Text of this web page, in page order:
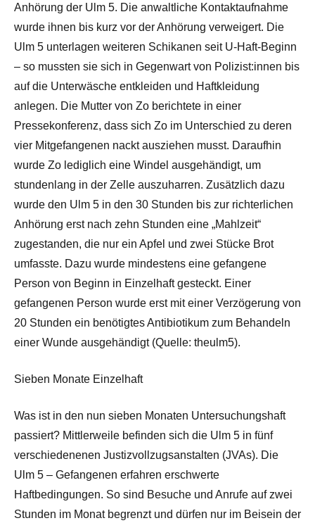
Anhörung der Ulm 5. Die anwaltliche Kontaktaufnahme
wurde ihnen bis kurz vor der Anhörung verweigert. Die
Ulm 5 unterlagen weiteren Schikanen seit U-Haft-Beginn
– so mussten sie sich in Gegenwart von Polizist:innen bis
auf die Unterwäsche entkleiden und Haftkleidung
anlegen. Die Mutter von Zo berichtete in einer
Pressekonferenz, dass sich Zo im Unterschied zu deren
vier Mitgefangenen nackt ausziehen musst. Daraufhin
wurde Zo lediglich eine Windel ausgehändigt, um
stundenlang in der Zelle auszuharren. Zusätzlich dazu
wurde den Ulm 5 in den 30 Stunden bis zur richterlichen
Anhörung erst nach zehn Stunden eine „Mahlzeit“
zugestanden, die nur ein Apfel und zwei Stücke Brot
umfasste. Dazu wurde mindestens eine gefangene
Person von Beginn in Einzelhaft gesteckt. Einer
gefangenen Person wurde erst mit einer Verzögerung von
20 Stunden ein benötigtes Antibiotikum zum Behandeln
einer Wunde ausgehändigt (Quelle: theulm5).
Sieben Monate Einzelhaft
Was ist in den nun sieben Monaten Untersuchungshaft
passiert? Mittlerweile befinden sich die Ulm 5 in fünf
verschiedenenen Justizvollzugsanstalten (JVAs). Die
Ulm 5 – Gefangenen erfahren erschwerte
Haftbedingungen. So sind Besuche und Anrufe auf zwei
Stunden im Monat begrenzt und dürfen nur im Beisein der